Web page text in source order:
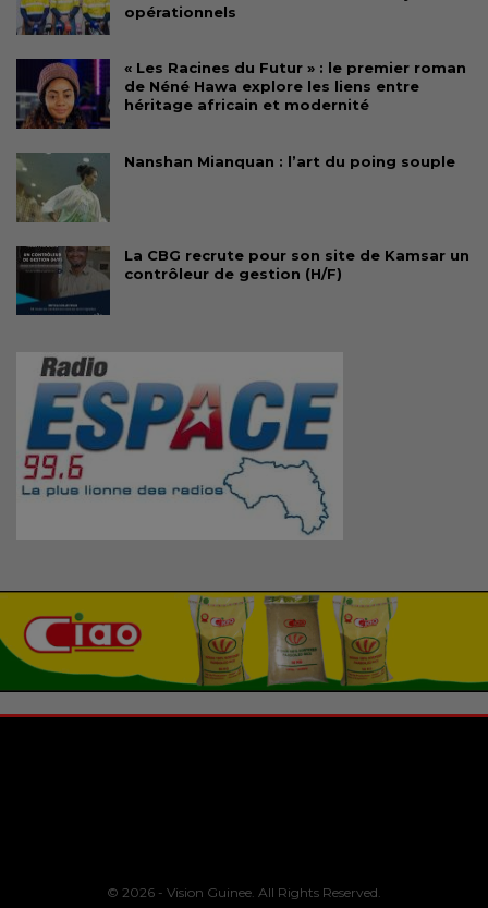
opérationnels
« Les Racines du Futur » : le premier roman
de Néné Hawa explore les liens entre
héritage africain et modernité
Nanshan Mianquan : l’art du poing souple
La CBG recrute pour son site de Kamsar un
contrôleur de gestion (H/F)
© 2026 - Vision Guinee. All Rights Reserved.